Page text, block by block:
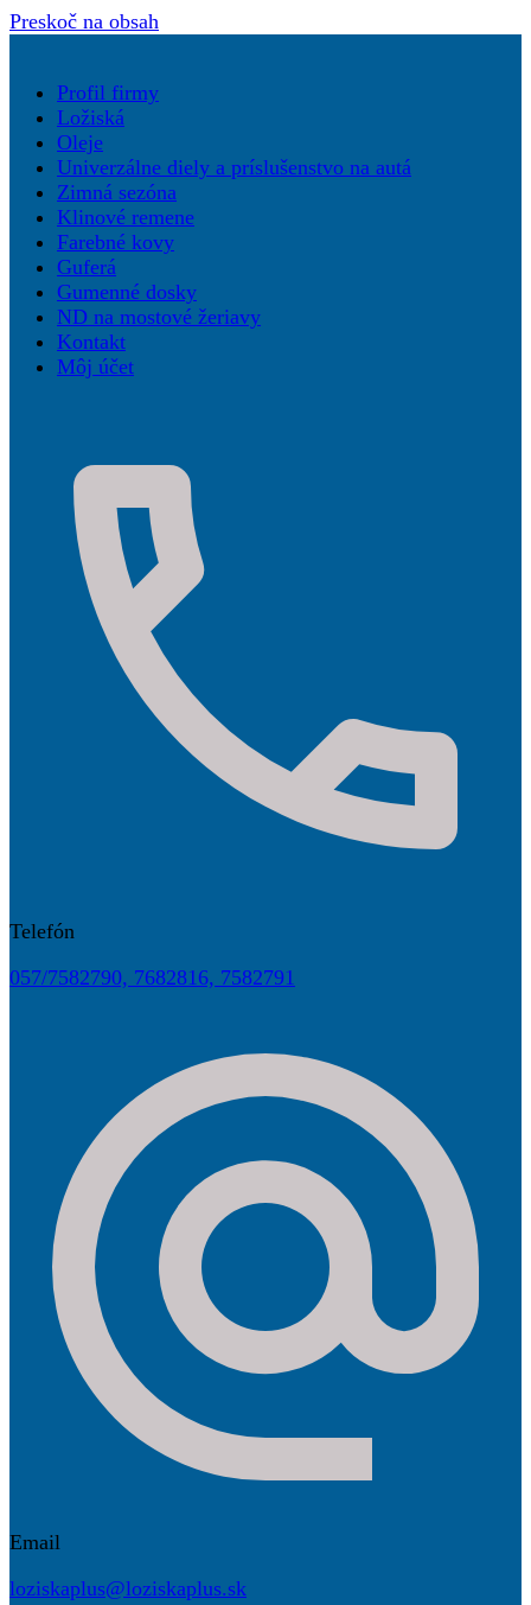
Preskoč na obsah
Profil firmy
Ložiská
Oleje
Univerzálne diely a príslušenstvo na autá
Zimná sezóna
Klinové remene
Farebné kovy
Guferá
Gumenné dosky
ND na mostové žeriavy
Kontakt
Môj účet
Telefón
057/7582790, 7682816, 7582791
Email
loziskaplus@loziskaplus.sk